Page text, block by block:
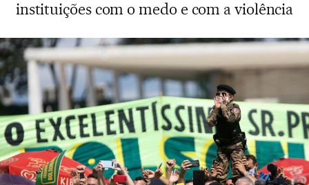
instituições com o medo e com a violência